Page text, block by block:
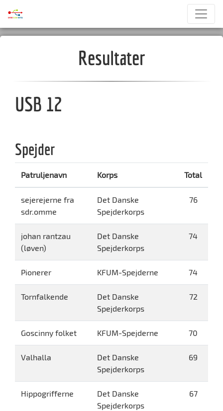
Resultater
USB 12
Spejder
Patruljenavn Korps Total
sejerejerne fra
sdr.omme
Det Danske
Spejderkorps
76
johan rantzau
(løven)
Det Danske
Spejderkorps
74
Pionerer KFUM-Spejderne 74
Tornfalkende
Det Danske
Spejderkorps
72
Goscinny folket KFUM-Spejderne 70
Valhalla
Det Danske
Spejderkorps
69
Hippogrifferne
Det Danske
Spejderkorps
67